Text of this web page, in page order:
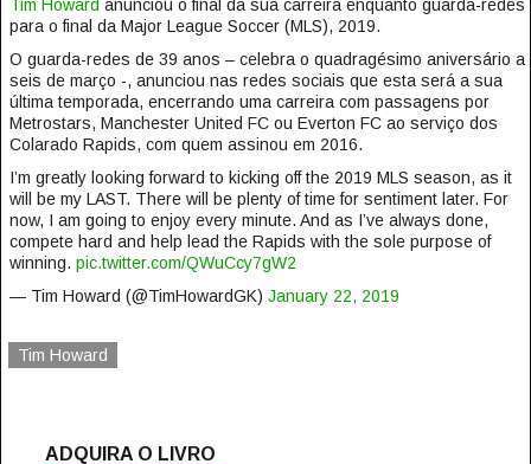
Tim Howard anunciou o final da sua carreira enquanto guarda-redes
para o final da Major League Soccer (MLS), 2019.
O guarda-redes de 39 anos – celebra o quadragésimo aniversário a
seis de março -, anunciou nas redes sociais que esta será a sua
última temporada, encerrando uma carreira com passagens por
Metrostars, Manchester United FC ou Everton FC ao serviço dos
Colarado Rapids, com quem assinou em 2016.
I’m greatly looking forward to kicking off the 2019 MLS season, as it
will be my LAST. There will be plenty of time for sentiment later. For
now, I am going to enjoy every minute. And as I’ve always done,
compete hard and help lead the Rapids with the sole purpose of
winning. pic.twitter.com/QWuCcy7gW2
— Tim Howard (@TimHowardGK) January 22, 2019
Tim Howard
ADQUIRA O LIVRO